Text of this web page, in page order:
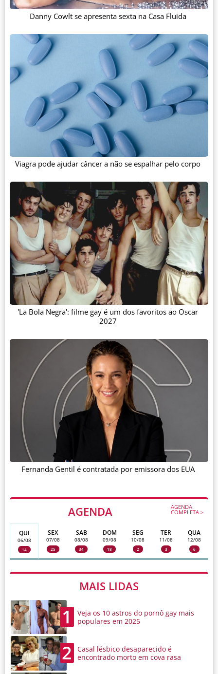
AGENDA AGENDA
COMPLETA >
QUI
06/08
14
SEX
07/08
25
SAB
08/08
34
DOM
09/08
18
SEG
10/08
2
TER
11/08
3
QUA
12/08
6
MAIS LIDAS
1
Veja os 10 astros do pornô gay mais
populares em 2025
2
Casal lésbico desaparecido é
encontrado morto em cova rasa
Danny Cowlt se apresenta sexta na Casa Fluida
Viagra pode ajudar câncer a não se espalhar pelo corpo
'La Bola Negra': filme gay é um dos favoritos ao Oscar
2027
Fernanda Gentil é contratada por emissora dos EUA